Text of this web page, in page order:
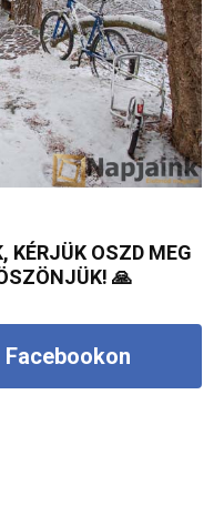
OSZD MEG
🙏